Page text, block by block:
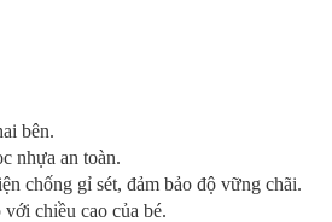
bên.
nhựa an toàn.
chống gỉ sét, đảm bảo độ vững chãi.
chiều cao của bé.